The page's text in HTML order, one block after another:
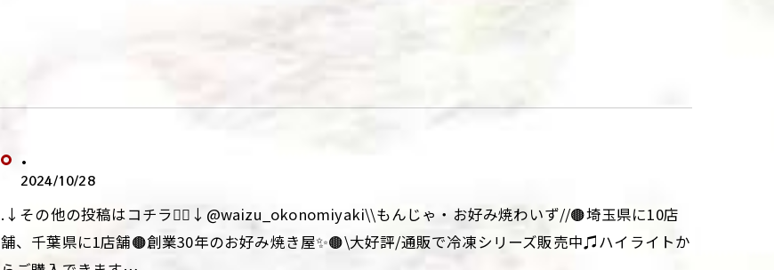
.
2024/10/28
.↓その他の投稿はコチラ💁‍♀️↓@waizu_okonomiyaki\\もんじゃ・お好み焼わいず//🟤埼玉県に10店
舗、千葉県に1店舗🟤創業30年のお好み焼き屋✨🟤\大好評/通販で冷凍シリーズ販売中♫ハイライトか